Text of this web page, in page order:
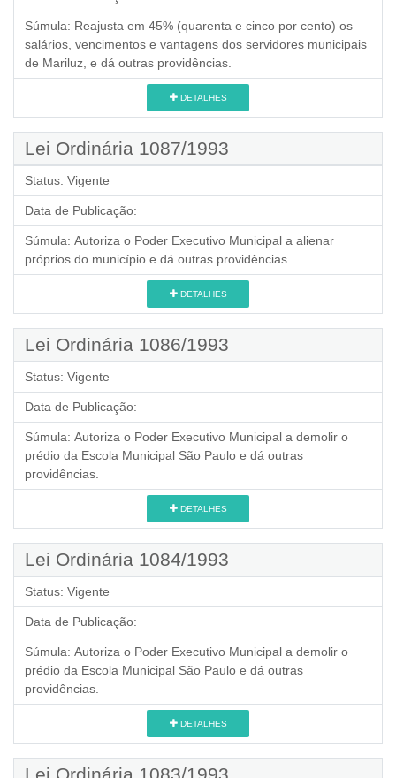
Súmula: Reajusta em 45% (quarenta e cinco por cento) os
salários, vencimentos e vantagens dos servidores municipais
de Mariluz, e dá outras providências.
DETALHES
Lei Ordinária 1087/1993
Status: Vigente
Data de Publicação:
Súmula: Autoriza o Poder Executivo Municipal a alienar
próprios do município e dá outras providências.
DETALHES
Lei Ordinária 1086/1993
Status: Vigente
Data de Publicação:
Súmula: Autoriza o Poder Executivo Municipal a demolir o
prédio da Escola Municipal São Paulo e dá outras
providências.
DETALHES
Lei Ordinária 1084/1993
Status: Vigente
Data de Publicação:
Súmula: Autoriza o Poder Executivo Municipal a demolir o
prédio da Escola Municipal São Paulo e dá outras
providências.
DETALHES
Lei Ordinária 1083/1993